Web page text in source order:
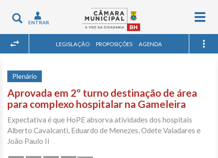
Toggle
navigation
ENTRAR
LEGISLAÇÃO PROPOSIÇÕES AGENDA
Plenário
Aprovada em 2º turno destinação de área
para complexo hospitalar na Gameleira
Expectativa é que HoPE absorva atividades dos hospitais
Alberto Cavalcanti, Eduardo de Menezes, Odete Valadares e
João Paulo II